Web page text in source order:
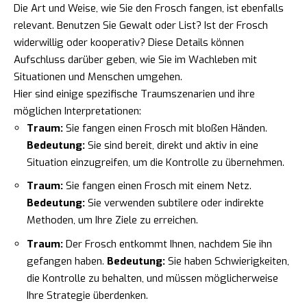
Die Art und Weise, wie Sie den Frosch fangen, ist ebenfalls
relevant. Benutzen Sie Gewalt oder List? Ist der Frosch
widerwillig oder kooperativ? Diese Details können
Aufschluss darüber geben, wie Sie im Wachleben mit
Situationen und Menschen umgehen.
Hier sind einige spezifische Traumszenarien und ihre
möglichen Interpretationen:
Traum: Sie fangen einen Frosch mit bloßen Händen.
Bedeutung: Sie sind bereit, direkt und aktiv in eine
Situation einzugreifen, um die Kontrolle zu übernehmen.
Traum: Sie fangen einen Frosch mit einem Netz.
Bedeutung: Sie verwenden subtilere oder indirekte
Methoden, um Ihre Ziele zu erreichen.
Traum: Der Frosch entkommt Ihnen, nachdem Sie ihn
gefangen haben. Bedeutung: Sie haben Schwierigkeiten,
die Kontrolle zu behalten, und müssen möglicherweise
Ihre Strategie überdenken.